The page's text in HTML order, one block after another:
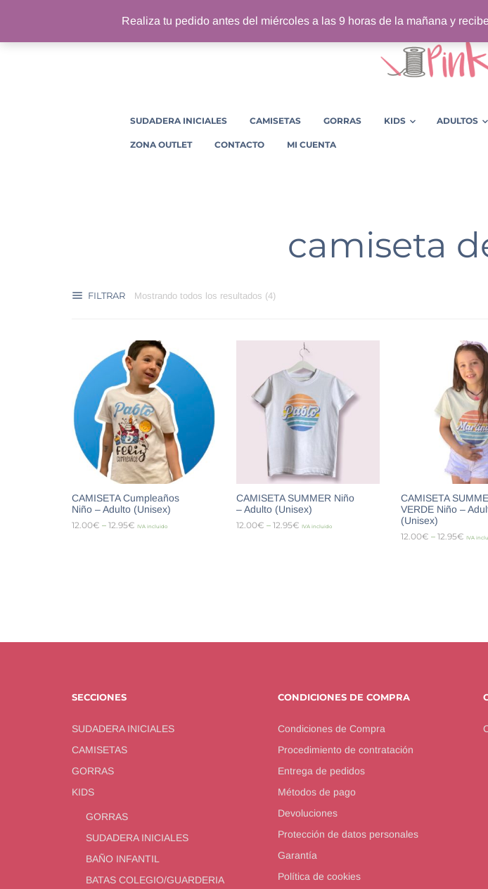
SUDADERA INICIALES CAMISETAS GORRAS KIDS ADULTOS
ZONA OUTLET CONTACTO MI CUENTA
camiseta
FILTRAR Mostrando todos los resultados (4)
CAMISETA Cumpleaños
Niño – Adulto (Unisex)
12.00€ – 12.95€ IVA incluido
CAMISETA SUMMER Niño
– Adulto (Unisex)
12.00€ – 12.95€ IVA incluido
CAMISETA
VERDE Niño –
(Unisex)
12.00€ – 12.95€ IVA
SECCIONES
SUDADERA INICIALES
CAMISETAS
GORRAS
KIDS
GORRAS
SUDADERA INICIALES
BAÑO INFANTIL
BATAS COLEGIO/GUARDERIA
CONDICIONES DE COMPRA
Condiciones de Compra
Procedimiento de contratación
Entrega de pedidos
Métodos de pago
Devoluciones
Protección de datos personales
Garantía
Política de cookies
Realiza tu pedido antes del miércoles a las 9 horas de la mañana y